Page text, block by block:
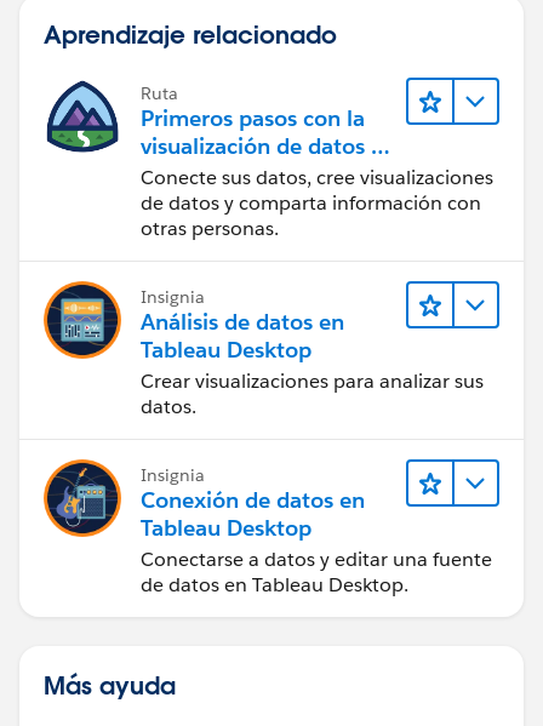
Aprendizaje relacionado
Ruta
Primeros pasos con la
visualización de datos en
Tableau Desktop
Conecte sus datos, cree visualizaciones
de datos y comparta información con
otras personas.
Insignia
Análisis de datos en
Tableau Desktop
Crear visualizaciones para analizar sus
datos.
Insignia
Conexión de datos en
Tableau Desktop
Conectarse a datos y editar una fuente
de datos en Tableau Desktop.
Más ayuda